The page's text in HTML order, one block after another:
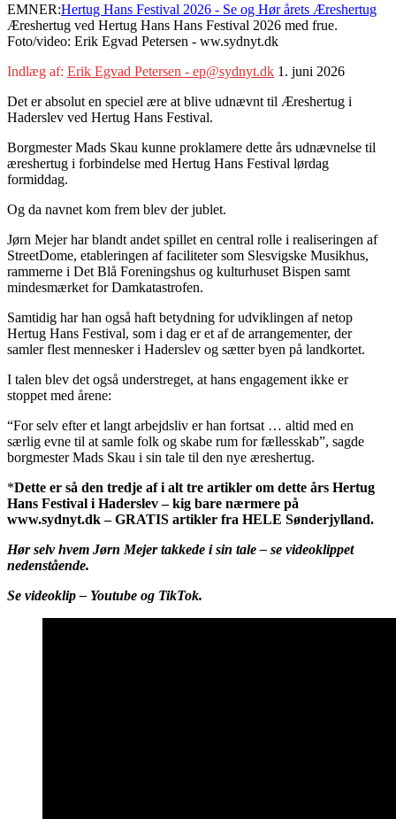
EMNER:Hertug Hans Festival 2026 - Se og Hør årets Æreshertug
Æreshertug ved Hertug Hans Hans Festival 2026 med frue.
Foto/video: Erik Egvad Petersen - ww.sydnyt.dk
Indlæg af: Erik Egvad Petersen - ep@sydnyt.dk 1. juni 2026
Det er absolut en speciel ære at blive udnævnt til Æreshertug i
Haderslev ved Hertug Hans Festival.
Borgmester Mads Skau kunne proklamere dette års udnævnelse til
æreshertug i forbindelse med Hertug Hans Festival lørdag
formiddag.
Og da navnet kom frem blev der jublet.
Jørn Mejer har blandt andet spillet en central rolle i realiseringen af
StreetDome, etableringen af faciliteter som Slesvigske Musikhus,
rammerne i Det Blå Foreningshus og kulturhuset Bispen samt
mindesmærket for Damkatastrofen.
Samtidig har han også haft betydning for udviklingen af netop
Hertug Hans Festival, som i dag er et af de arrangementer, der
samler flest mennesker i Haderslev og sætter byen på landkortet.
I talen blev det også understreget, at hans engagement ikke er
stoppet med årene:
“For selv efter et langt arbejdsliv er han fortsat … altid med en
særlig evne til at samle folk og skabe rum for fællesskab”, sagde
borgmester Mads Skau i sin tale til den nye æreshertug.
*Dette er så den tredje af i alt tre artikler om dette års Hertug
Hans Festival i Haderslev – kig bare nærmere på
www.sydnyt.dk – GRATIS artikler fra HELE Sønderjylland.
Hør selv hvem Jørn Mejer takkede i sin tale – se videoklippet
nedenstående.
Se videoklip – Youtube og TikTok.